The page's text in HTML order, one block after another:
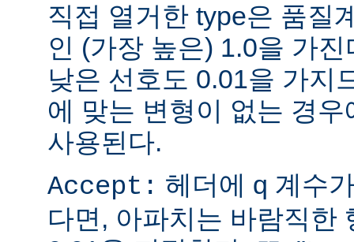
직접 열거한 type은 품질
인 (가장 높은) 1.0을 가
낮은 선호도 0.01을 가지
에 맞는 변형이 없는 경
사용된다.
Accept: 헤더에 q 계수
다면, 아파치는 바람직한